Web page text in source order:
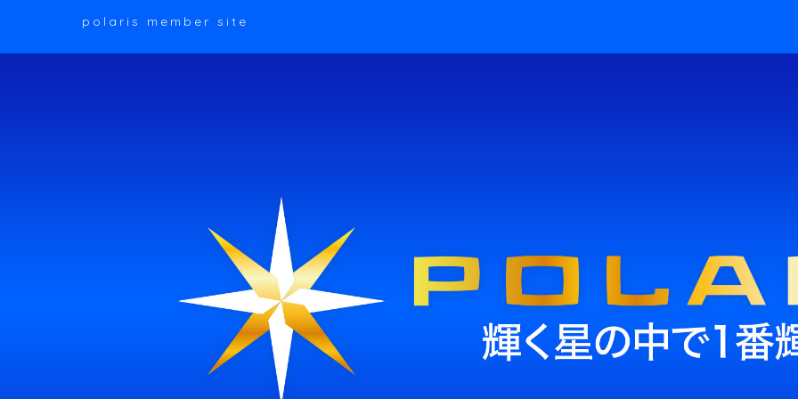
polaris member site